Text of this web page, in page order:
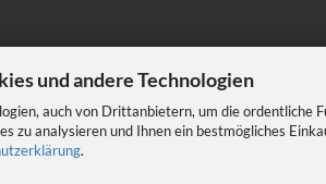
und andere Technologien
auch von Drittanbietern, um die ordentliche
zu analysieren und Ihnen ein bestmögliches
.